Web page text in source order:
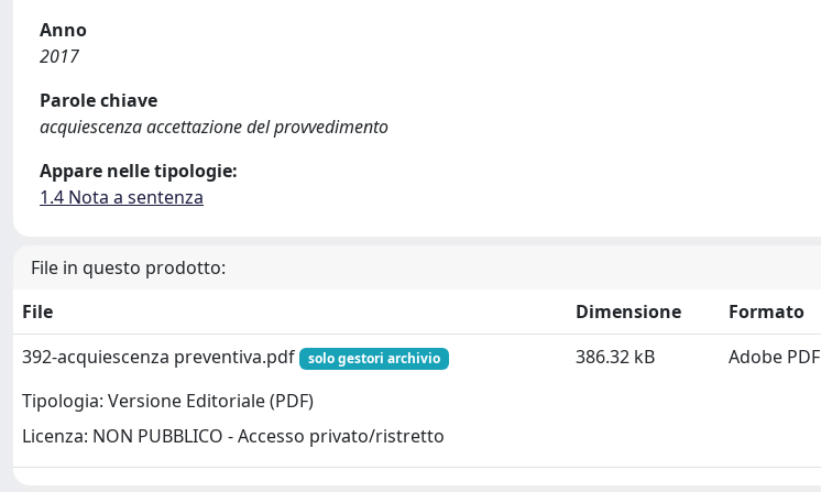
Anno
2017
Parole chiave
acquiescenza accettazione del provvedimento
Appare nelle tipologie:
1.4 Nota a sentenza
File in questo prodotto:
File
Dimensione
Formato
392-acquiescenza preventiva.pdf
solo gestori archivio
Tipologia: Versione Editoriale (PDF)
Licenza: NON PUBBLICO - Accesso privato/ristretto
386.32 kB Adobe PDF